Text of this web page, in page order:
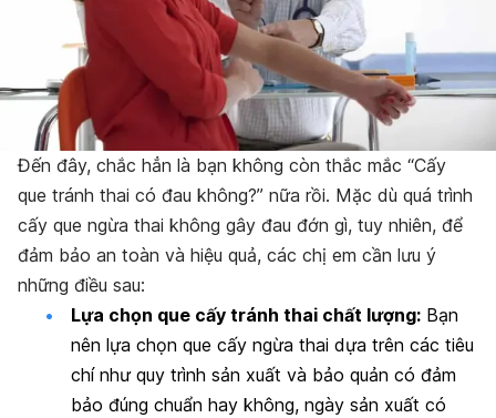
Đến đây, chắc hẳn là bạn không còn thắc mắc “Cấy
que tránh thai có đau không?” nữa rồi. Mặc dù quá trình
cấy que ngừa thai không gây đau đớn gì, tuy nhiên, để
đảm bảo an toàn và hiệu quả, các chị em cần lưu ý
những điều sau:
Lựa chọn que cấy tránh thai chất lượng: Bạn
nên lựa chọn que cấy ngừa thai dựa trên các tiêu
chí như quy trình sản xuất và bảo quản có đảm
bảo đúng chuẩn hay không, ngày sản xuất có